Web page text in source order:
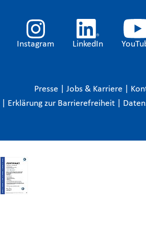
Instagram LinkedIn
Presse Jobs & Karriere
Erklärung zur Barrierefreiheit